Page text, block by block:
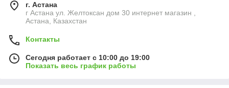
г. Астана
г Астана ул. Желтоксан дом 30 интернет магазин ,
Астана, Казахстан
Контакты
Сегодня работает с 10:00 до 19:00
Показать весь график работы